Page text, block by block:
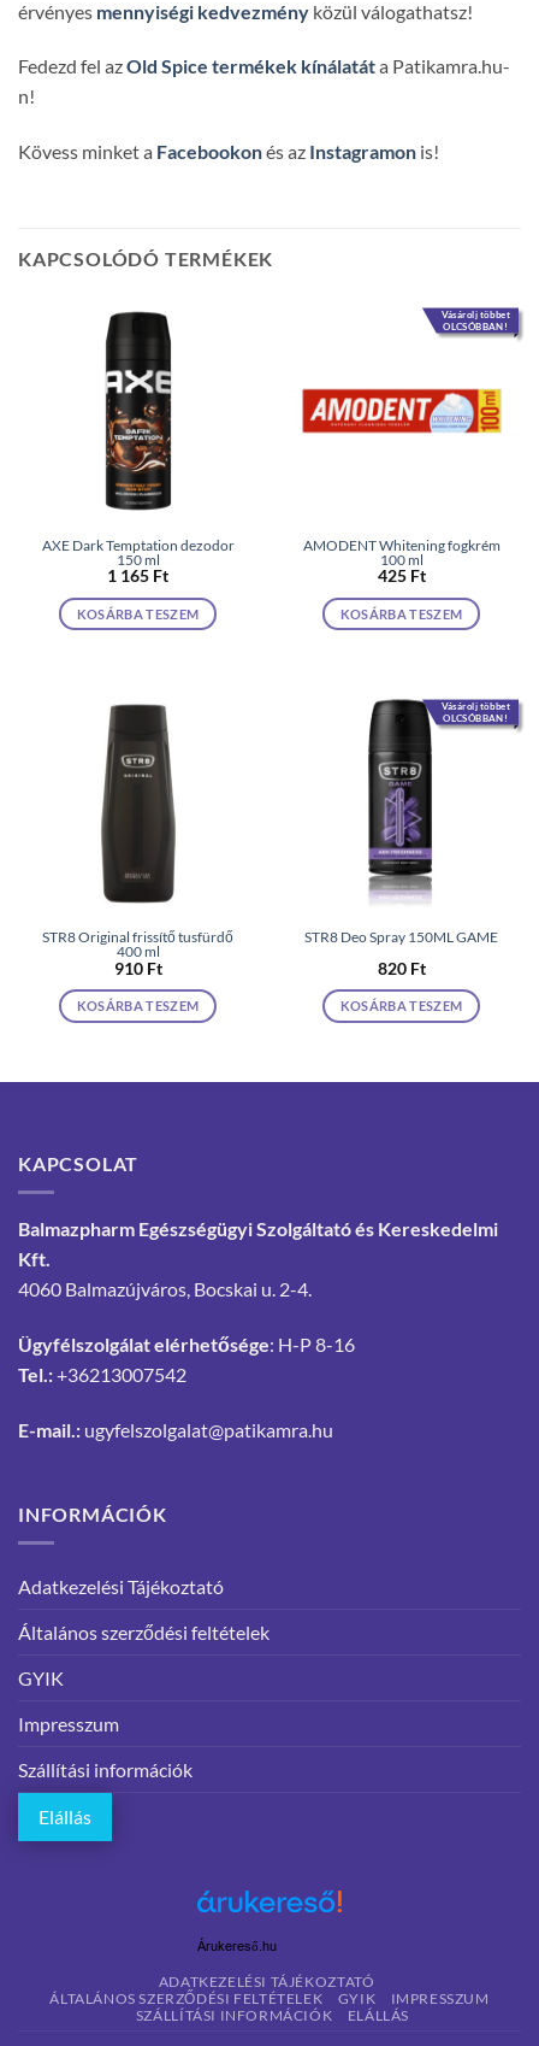
érvényes mennyiségi kedvezmény közül válogathatsz!
Fedezd fel azOld Spice termékek kínálatáta Patikamra.hu-
n!
Kövess minket a Facebookonés az Instagramon is!
KAPCSOLÓDÓ TERMÉKEK
AXE Dark Temptation dezodor
150 ml
1 165 Ft
KOSÁRBA TESZEM
Vásárolj többet
OLCSÓBBAN!
AMODENT Whitening fogkrém
100 ml
425 Ft
KOSÁRBA TESZEM
STR8 Original frissítő tusfürdő
400 ml
910 Ft
KOSÁRBA TESZEM
Vásárolj többet
OLCSÓBBAN!
STR8 Deo Spray 150ML GAME
820 Ft
KOSÁRBA TESZEM
KAPCSOLAT
Balmazpharm Egészségügyi Szolgáltató és Kereskedelmi
Kft.
4060 Balmazújváros, Bocskai u. 2-4.
Ügyfélszolgálat elérhetősége: H-P 8-16
Tel.:+36213007542
E-mail.: ugyfelszolgalat@patikamra.hu
INFORMÁCIÓK
Adatkezelési Tájékoztató
Általános szerződési feltételek
GYIK
Impresszum
Szállítási információk
Elállás
Árukereső.hu
ADATKEZELÉSI TÁJÉKOZTATÓ
ÁLTALÁNOS SZERZŐDÉSI FELTÉTELEK
GYIK
IMPRESSZUM
SZÁLLÍTÁSI INFORMÁCIÓK
ELÁLLÁS